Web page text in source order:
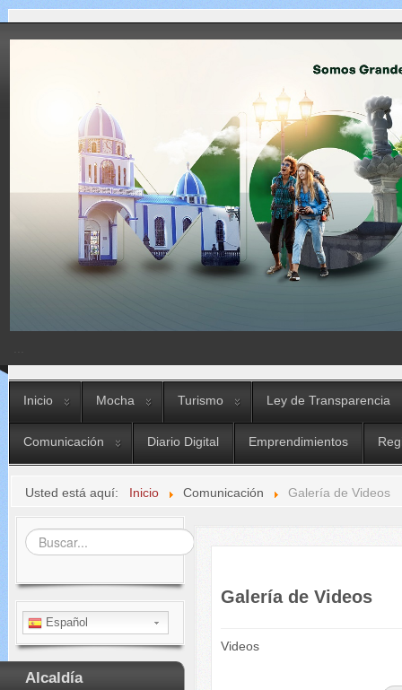
Inicio Mocha Turismo Ley de Transparencia
Comunicación Diario Digital Emprendimientos
Usted está aquí: Inicio Comunicación Galería de Videos
Buscar...
Español
Alcaldía
Galería de Videos
Videos